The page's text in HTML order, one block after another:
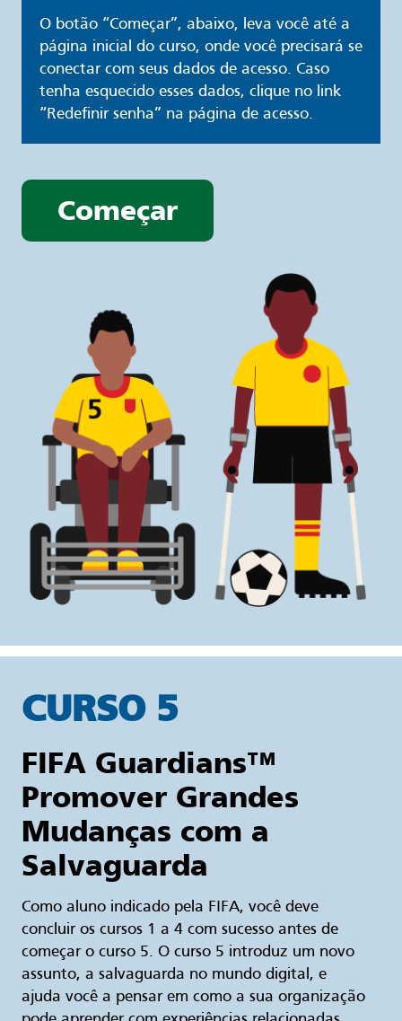
O botão “Começar”, abaixo, leva você até a
página inicial do curso, onde você precisará se
conectar com seus dados de acesso. Caso
tenha esquecido esses dados, clique no link
“Redefinir senha” na página de acesso.
Começar
CURSO 5
FIFA Guardians™
Promover Grandes
Mudanças com a
Salvaguarda
Como aluno indicado pela FIFA, você deve
concluir os cursos 1 a 4 com sucesso antes de
começar o curso 5. O curso 5 introduz um novo
assunto, a salvaguarda no mundo digital, e
ajuda você a pensar em como a sua organização